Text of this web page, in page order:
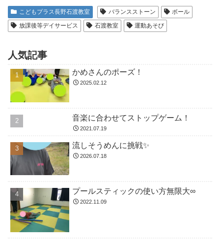
こどもプラス長野石渡教室 バランスストーン
ボール
放課後等デイサービス
石渡教室 運動あそび
人気記事
かめさんのポーズ！
2025.02.12
音楽に合わせてストップゲーム！
2021.07.19
流しそうめんに挑戦✨
2026.07.18
プールスティックの使い方無限大∞
2022.11.09